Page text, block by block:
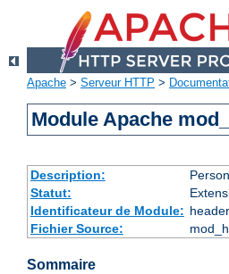
Apache > Serveur HTTP >
Module Apache
Description:
Statut:
Identificateur de Module:
Fichier Source:
Sommaire